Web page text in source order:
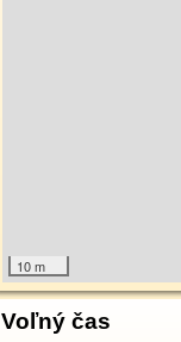
10 m
Voľný čas